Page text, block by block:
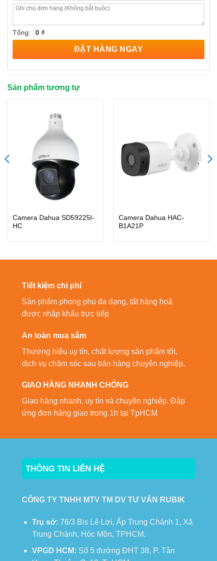
Tổng: 0 ₫
ĐẶT HÀNG NGAY
Sản phẩm tương tự
Camera Dahua SD59225I-
HC
Camera Dahua HAC-
B1A21P
Tiết kiệm chi phí
Sản phẩm phong phú đa dạng, tất hàng hoá
được nhập khẩu trực tiếp
An toàn mua sắm
Thương hiệu uy tín, chất lượng sản phẩm tốt,
dịch vụ chăm sóc sau bán hàng chuyên nghiệp.
GIAO HÀNG NHANH CHÓNG
Giao hàng nhanh, uy tín và chuyên nghiệp. Đáp
ứng đơn hàng giao trong 1h tại TpHCM
THÔNG TIN LIÊN HỆ
CÔNG TY TNHH MTV TM DV TƯ VẤN RUBIK
Trụ sở: 76/3 Bis Lê Lợi, Ấp Trung Chánh 1, Xã
Trung Chánh, Hóc Môn, TPHCM.
VPGD HCM: Số 5 đường ĐHT 38, P. Tân